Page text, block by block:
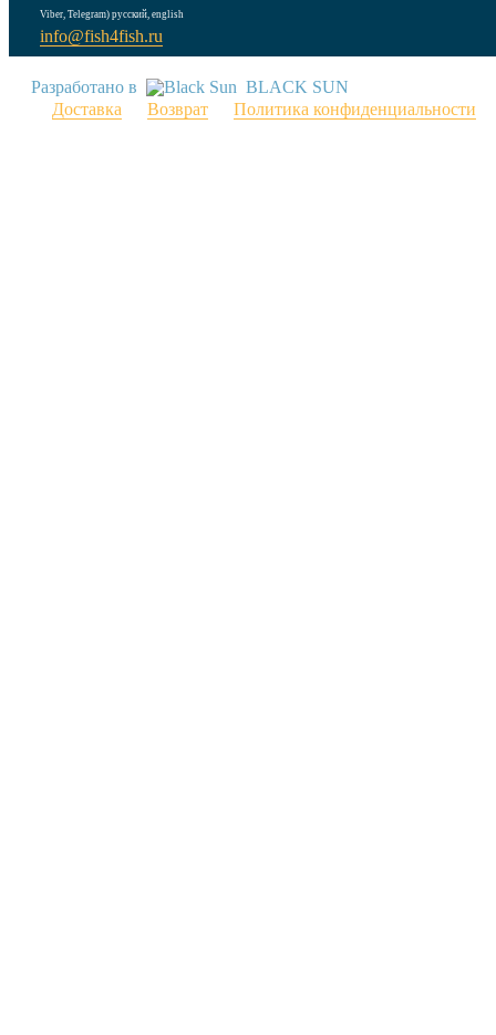
Viber, Telegram) русский, english
info@fish4fish.ru
Разработано в
BLACK SUN
Доставка
Возврат Политика конфиденциальности